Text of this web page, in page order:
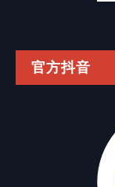
官方抖音